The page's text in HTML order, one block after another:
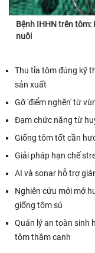
Bệnh IHHN trên
nuôi
Thu tỉa tôm đúng kỹ
sản xuất
Gỡ 'điểm nghẽn' từ
Đạm chức năng từ
Giống tôm tốt cần
Giải pháp hạn chế
AI và sonar hỗ trợ
Nghiên cứu mới mở
giống tôm sú
Quản lý an toàn sinh
tôm thâm canh